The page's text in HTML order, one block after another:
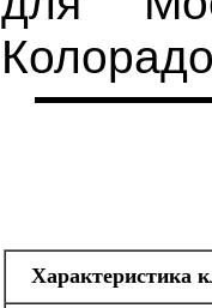
Характеристика